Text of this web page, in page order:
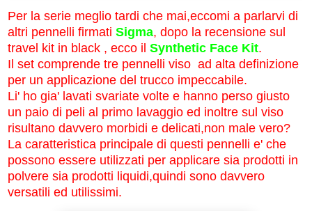
Per la serie meglio tardi che mai,eccomi a parlarvi di
altri pennelli firmati Sigma, dopo la recensione sul
travel kit in black , ecco il Synthetic Face Kit.
Il set comprende tre pennelli viso ad alta definizione
per un applicazione del trucco impeccabile.
Li' ho gia' lavati svariate volte e hanno perso giusto
un paio di peli al primo lavaggio ed inoltre sul viso
risultano davvero morbidi e delicati,non male vero?
La caratteristica principale di questi pennelli e' che
possono essere utilizzati per applicare sia prodotti in
polvere sia prodotti liquidi,quindi sono davvero
versatili ed utilissimi.